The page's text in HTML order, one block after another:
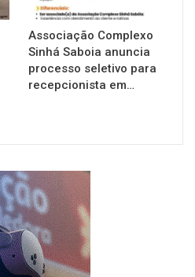
Associação Complexo
Sinhá Saboia anuncia
processo seletivo para
recepcionista em…